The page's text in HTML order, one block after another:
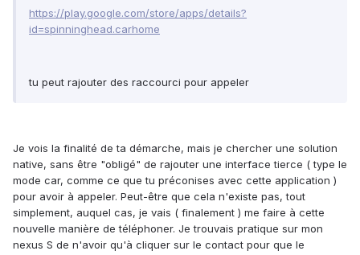
https://play.google.com/store/apps/details?
id=spinninghead.carhome
tu peut rajouter des raccourci pour appeler
Je vois la finalité de ta démarche, mais je chercher une solution
native, sans être "obligé" de rajouter une interface tierce ( type le
mode car, comme ce que tu préconises avec cette application )
pour avoir à appeler. Peut-être que cela n'existe pas, tout
simplement, auquel cas, je vais ( finalement ) me faire à cette
nouvelle manière de téléphoner. Je trouvais pratique sur mon
nexus S de n'avoir qu'à cliquer sur le contact pour que le